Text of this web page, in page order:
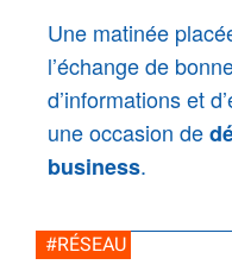
Une matinée
l’échange de
d’informations et
une occasion de
business.
#RÉSEAU